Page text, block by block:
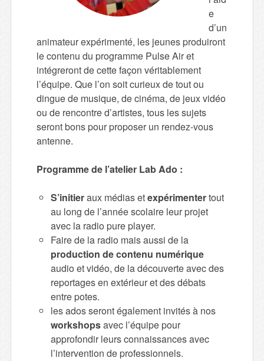
e
d’un
animateur expérimenté, les jeunes produiront
le contenu du programme Pulse Air et
intégreront de cette façon véritablement
l’équipe. Que l’on soit curieux de tout ou
dingue de musique, de cinéma, de jeux vidéo
ou de rencontre d’artistes, tous les sujets
seront bons pour proposer un rendez-vous
antenne.
Programme de l’atelier Lab Ado :
S’initieraux médias etexpérimentertout
au long de l’année scolaire leur projet
avec la radio pure player.
Faire de la radio mais aussi de la
production de contenu numérique
audio et vidéo, de la découverte avec des
reportages en extérieur et des débats
entre potes.
les ados seront également invités à nos
workshopsavec l’équipe pour
approfondir leurs connaissances avec
l’intervention de professionnels.